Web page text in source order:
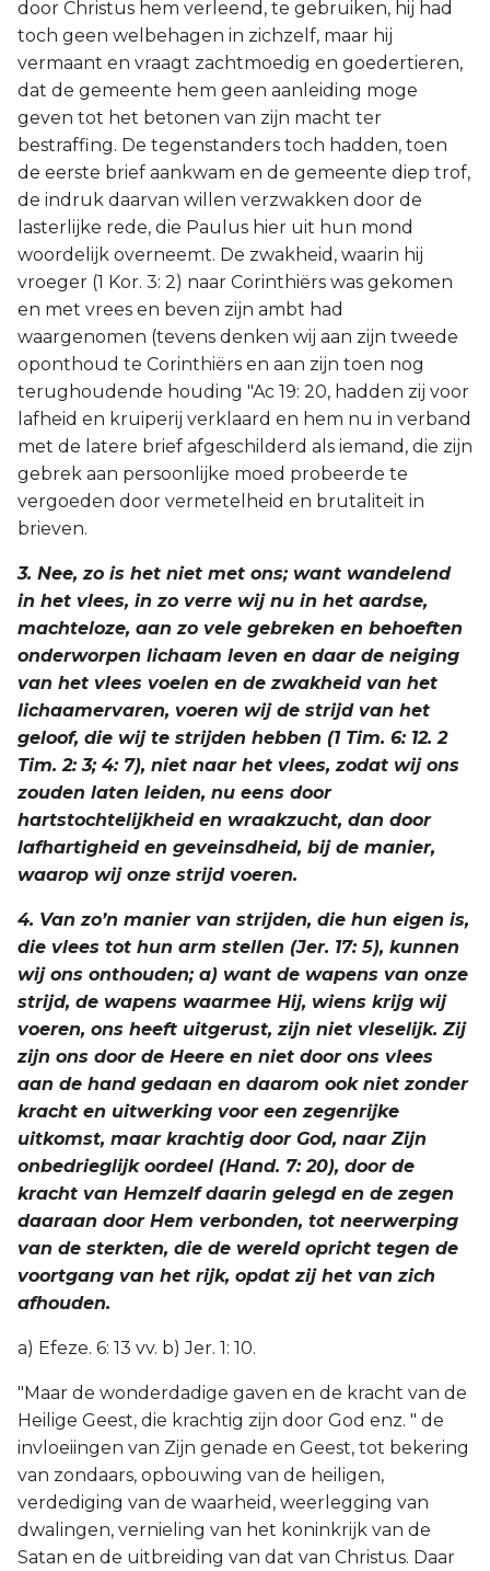
door Christus hem verleend, te gebruiken, hij had
toch geen welbehagen in zichzelf, maar hij
vermaant en vraagt zachtmoedig en goedertieren,
dat de gemeente hem geen aanleiding moge
geven tot het betonen van zijn macht ter
bestraffing. De tegenstanders toch hadden, toen
de eerste brief aankwam en de gemeente diep trof,
de indruk daarvan willen verzwakken door de
lasterlijke rede, die Paulus hier uit hun mond
woordelijk overneemt. De zwakheid, waarin hij
vroeger (1 Kor. 3: 2) naar Corinthiërs was gekomen
en met vrees en beven zijn ambt had
waargenomen (tevens denken wij aan zijn tweede
oponthoud te Corinthiërs en aan zijn toen nog
terughoudende houding "Ac 19: 20, hadden zij voor
lafheid en kruiperij verklaard en hem nu in verband
met de latere brief afgeschilderd als iemand, die zijn
gebrek aan persoonlijke moed probeerde te
vergoeden door vermetelheid en brutaliteit in
brieven.
3. Nee, zo is het niet met ons; want wandelend
in het vlees, in zo verre wij nu in het aardse,
machteloze, aan zo vele gebreken en behoeften
onderworpen lichaam leven en daar de neiging
van het vlees voelen en de zwakheid van het
lichaamervaren, voeren wij de strijd van het
geloof, die wij te strijden hebben (1 Tim. 6: 12. 2
Tim. 2: 3; 4: 7), niet naar het vlees, zodat wij ons
zouden laten leiden, nu eens door
hartstochtelijkheid en wraakzucht, dan door
lafhartigheid en geveinsdheid, bij de manier,
waarop wij onze strijd voeren.
4. Van zo’n manier van strijden, die hun eigen is,
die vlees tot hun arm stellen (Jer. 17: 5), kunnen
wij ons onthouden; a) want de wapens van onze
strijd, de wapens waarmee Hij, wiens krijg wij
voeren, ons heeft uitgerust, zijn niet vleselijk. Zij
zijn ons door de Heere en niet door ons vlees
aan de hand gedaan en daarom ook niet zonder
kracht en uitwerking voor een zegenrijke
uitkomst, maar krachtig door God, naar Zijn
onbedrieglijk oordeel (Hand. 7: 20), door de
kracht van Hemzelf daarin gelegd en de zegen
daaraan door Hem verbonden, tot neerwerping
van de sterkten, die de wereld opricht tegen de
voortgang van het rijk, opdat zij het van zich
afhouden.
a) Efeze. 6: 13 vv. b) Jer. 1: 10.
"Maar de wonderdadige gaven en de kracht van de
Heilige Geest, die krachtig zijn door God enz. " de
invloeiingen van Zijn genade en Geest, tot bekering
van zondaars, opbouwing van de heiligen,
verdediging van de waarheid, weerlegging van
dwalingen, vernieling van het koninkrijk van de
Satan en de uitbreiding van dat van Christus. Daar